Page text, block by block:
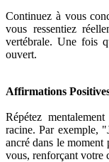
Continuez à vous
vous ressentiez
vertébrale. Une fois
ouvert.
Affirmations
Répétez
racine. Par exemple,
ancré dans le moment
vous, renforçant votre